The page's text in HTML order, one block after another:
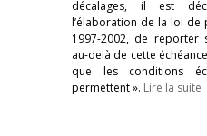
décalages, il est
l’élaboration de la loi de
1997-2002, de reporter
au-delà de cette
que les conditions
permettent ». Lire la suite